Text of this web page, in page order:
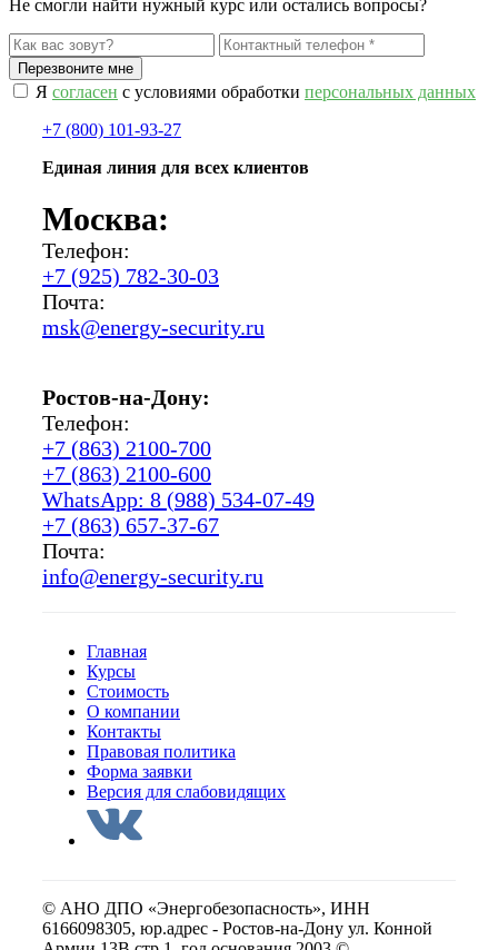
Не смогли найти нужный курс или остались вопросы?
Я согласен с условиями обработки персональных данных
+7 (800) 101-93-27
Единая линия для всех клиентов
Москва:
Телефон:
+7 (925) 782-30-03
Почта:
msk@energy-security.ru
Ростов-на-Дону:
Телефон:
+7 (863) 2100-700
+7 (863) 2100-600
WhatsApp: 8 (988) 534-07-49
+7 (863) 657-37-67
Почта:
info@energy-security.ru
Главная
Курсы
Стоимость
О компании
Контакты
Правовая политика
Форма заявки
Версия для слабовидящих
© АНО ДПО «Энергобезопасность», ИНН
6166098305, юр.адрес - Ростов-на-Дону ул. Конной